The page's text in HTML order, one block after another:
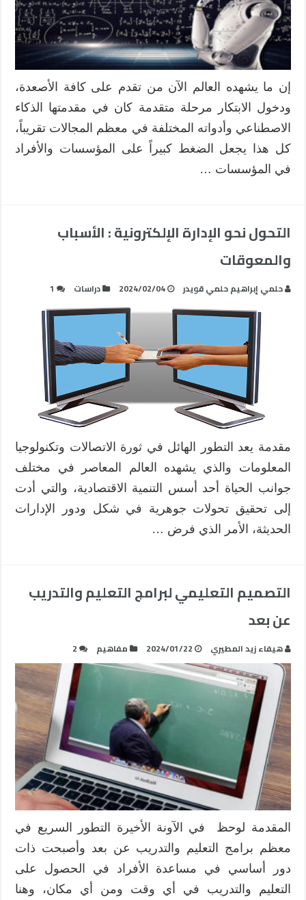
إن ما يشهده العالم الآن من تقدم على كافة الأصعدة،
ودخول الابتكار مرحلة متقدمة كان في مقدمتها الذكاء
الاصطناعي وأدواته المختلفة في معظم المجالات تقريباً،
كل هذا يجعل الضغط كبيراً على المؤسسات والأفراد
في المؤسسات …
التحول نحو الإدارة الإلكترونية : الأسباب
والمعوقات
حلمي إبراهيم حلمي قويدر 2024/02/04 دراسات 1
مقدمة يعد التطور الهائل في ثورة الاتصالات وتكنولوجيا
المعلومات والذي يشهده العالم المعاصر في مختلف
جوانب الحياة أحد أسس التنمية الاقتصادية، والتي أدت
إلى تحقيق تحولات جوهرية في شكل ودور الإدارات
الحديثة، الأمر الذي فرض …
التصميم التعليمي لبرامج التعليم والتدريب
عن بعد
هيفاء زيد المطيري 2024/01/22 مفاهيم 2
المقدمة لوحظ في الآونة الأخيرة التطور السريع في
معظم برامج التعليم والتدريب عن بعد وأصبحت ذات
دور أساسي في مساعدة الأفراد في الحصول على
التعليم والتدريب في أي وقت ومن أي مكان، وهنا